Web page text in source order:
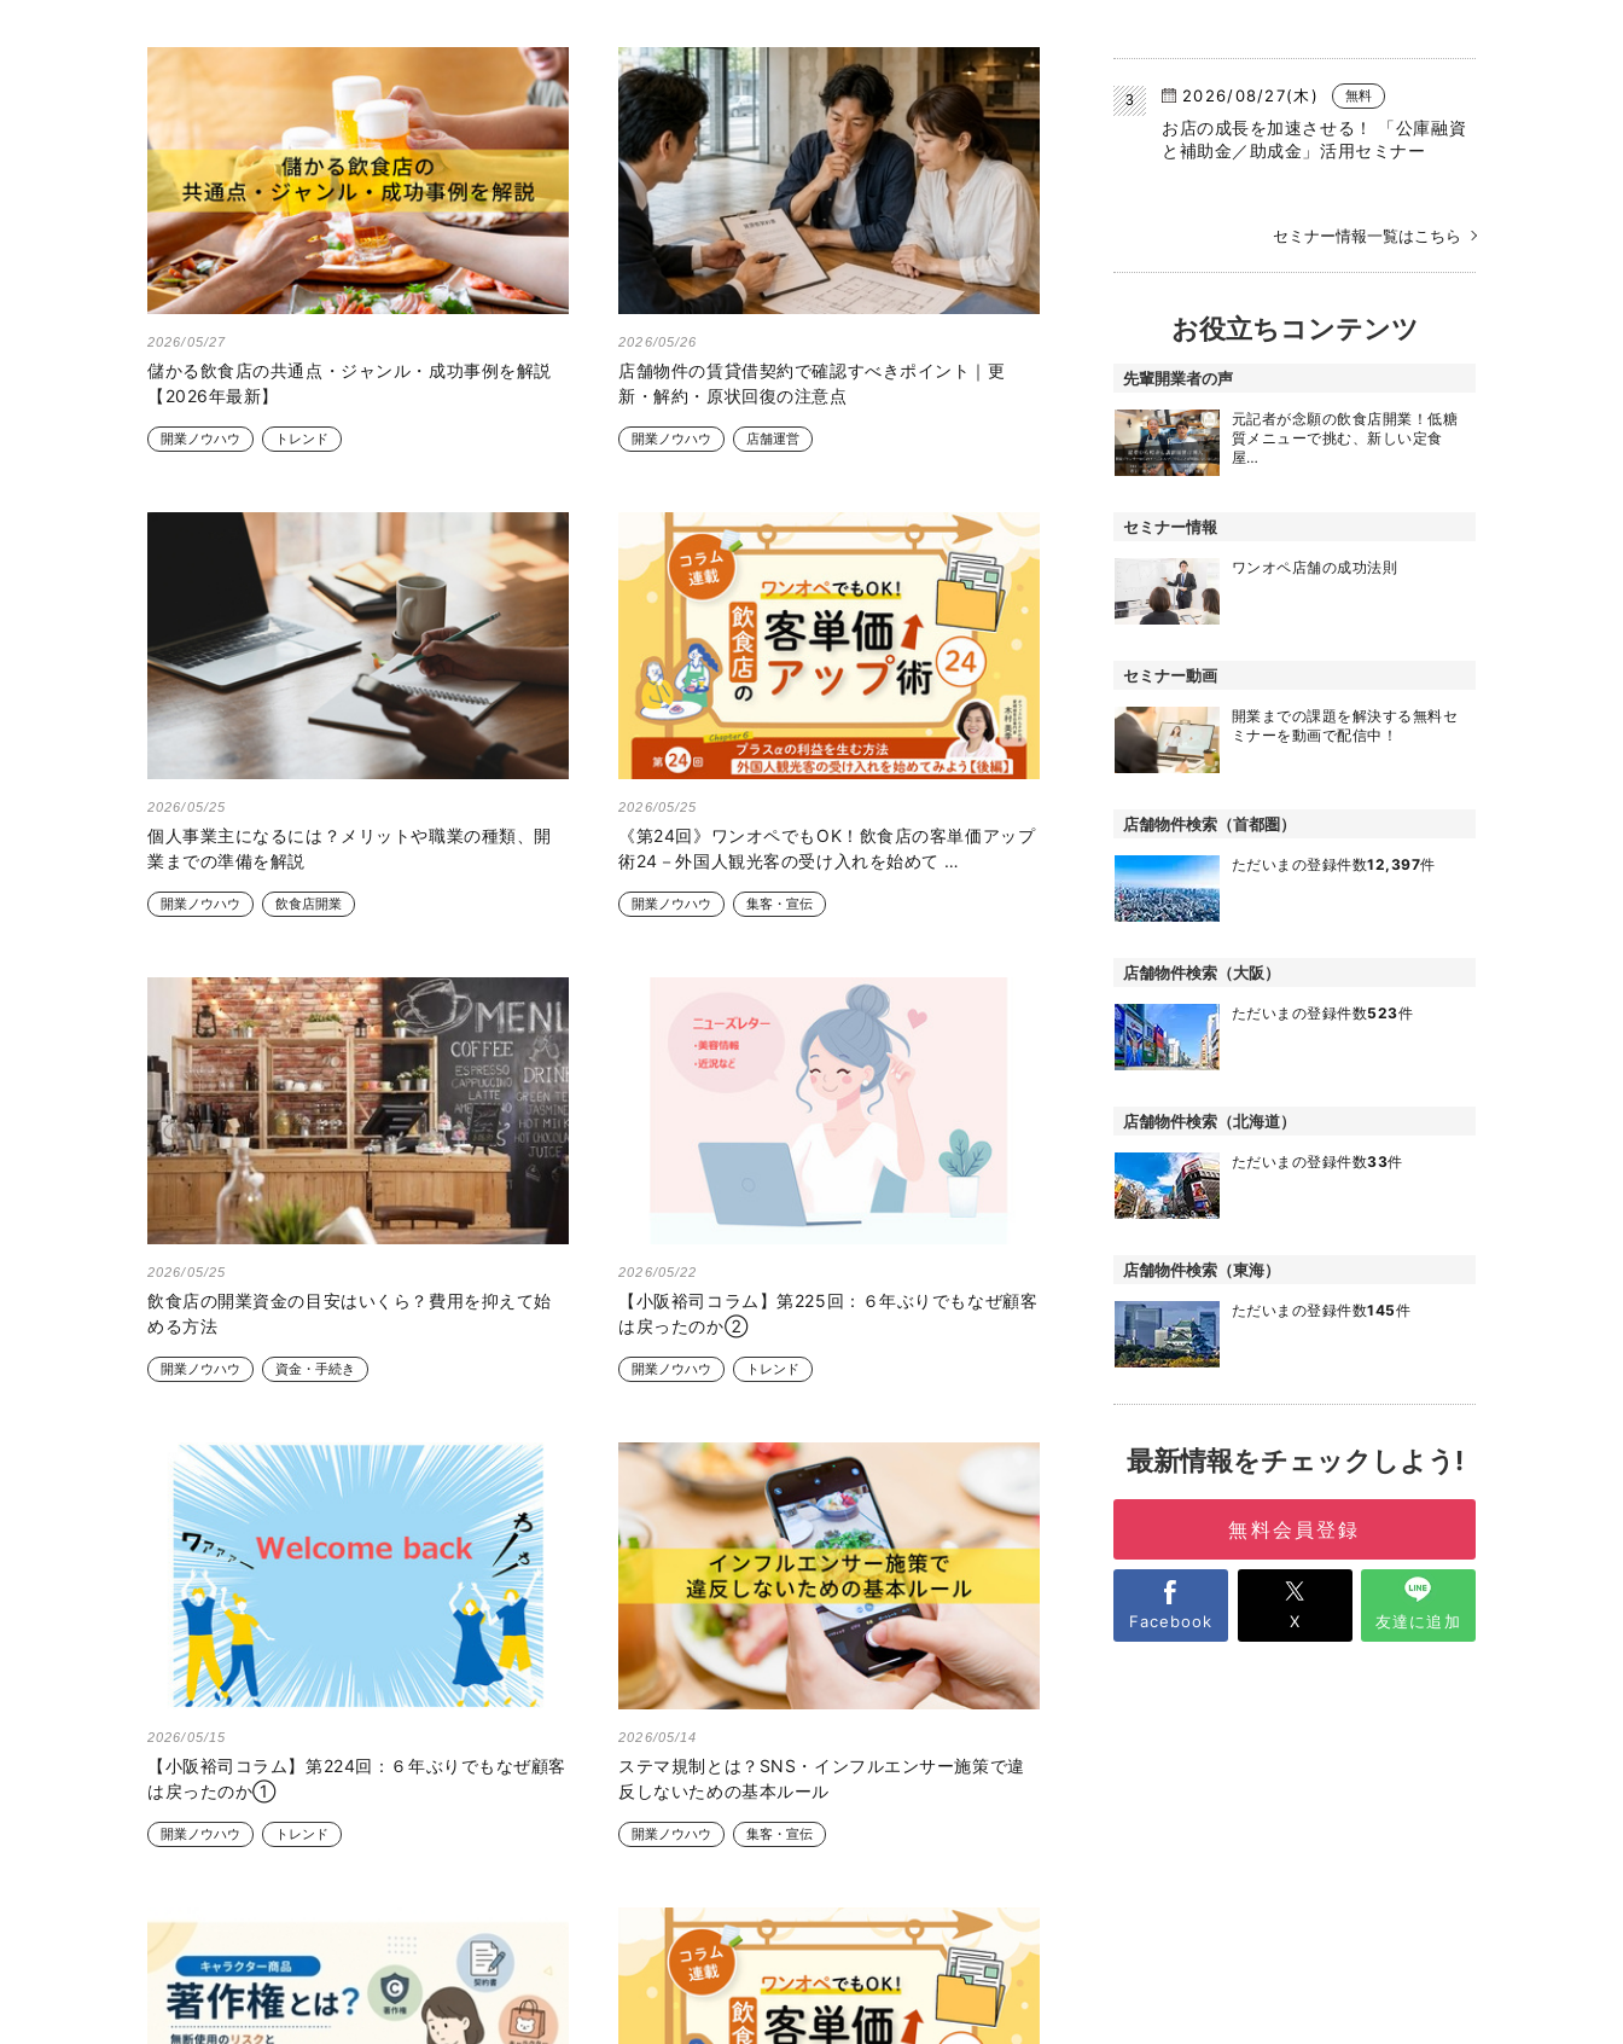
2026/05/27
儲かる飲食店の共通点・ジャンル・成功事例を解説
【2026年最新】
開業ノウハウ トレンド
2026/05/26
店舗物件の賃貸借契約で確認すべきポイント｜更
新・解約・原状回復の注意点
開業ノウハウ 店舗運営
2026/05/25
個人事業主になるには？メリットや職業の種類、開
業までの準備を解説
開業ノウハウ 飲食店開業
2026/05/25
《第24回》ワンオペでもOK！飲食店の客単価アップ
術24－外国人観光客の受け入れを始めて …
開業ノウハウ 集客・宣伝
2026/05/25
飲食店の開業資金の目安はいくら？費用を抑えて始
める方法
開業ノウハウ 資金・手続き
2026/05/22
【小阪裕司コラム】第225回：６年ぶりでもなぜ顧客
は戻ったのか②
開業ノウハウ トレンド
2026/05/15
【小阪裕司コラム】第224回：６年ぶりでもなぜ顧客
は戻ったのか①
開業ノウハウ トレンド
2026/05/14
ステマ規制とは？SNS・インフルエンサー施策で違
反しないための基本ルール
開業ノウハウ 集客・宣伝
2026/08/27(木) 無料
お店の成長を加速させる！ 「公庫融資
と補助金／助成金」活用セミナー
セミナー情報一覧はこちら
お役立ちコンテンツ
先輩開業者の声
元記者が念願の飲食店開業！低糖
質メニューで挑む、新しい定食
屋…
セミナー情報
ワンオペ店舗の成功法則
セミナー動画
開業までの課題を解決する無料セ
ミナーを動画で配信中！
店舗物件検索（首都圏）
ただいまの登録件数12,397件
店舗物件検索（大阪）
ただいまの登録件数523件
店舗物件検索（北海道）
ただいまの登録件数33件
店舗物件検索（東海）
ただいまの登録件数145件
最新情報をチェックしよう!
無料会員登録
Facebook X 友達に追加